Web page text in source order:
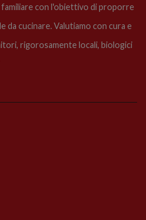
familiare con l'obiettivo di proporre
da cucinare. Valutiamo con cura e
rigorosamente locali, biologici